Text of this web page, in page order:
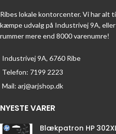
Ribes lokale kontorcenter. Vi har alt
kæmpe udvalg på Industrivej 9A,
rummer mere end 8000 varenumre!
Industrivej 9A, 6760 Ribe
Telefon: 7199 2223
Mail: arj@arjshop.dk
NYESTE VARER
Blækpatron HP